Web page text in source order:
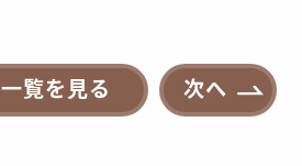
一覧を見る 次へ